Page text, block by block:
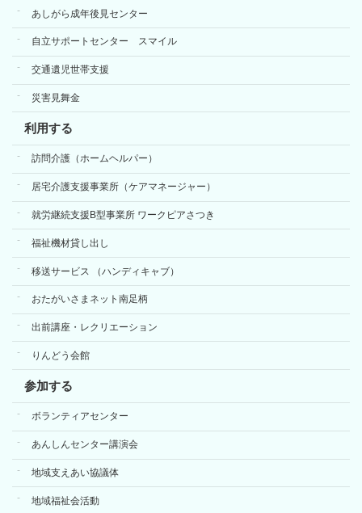
あしがら成年後見センター
自立サポートセンター スマイル
交通遺児世帯支援
災害見舞金
利用する
訪問介護（ホームヘルパー）
居宅介護支援事業所（ケアマネージャー）
就労継続支援B型事業所 ワークピアさつき
福祉機材貸し出し
移送サービス （ハンディキャブ）
おたがいさまネット南足柄
出前講座・レクリエーション
りんどう会館
参加する
ボランティアセンター
あんしんセンター講演会
地域支えあい協議体
地域福祉会活動